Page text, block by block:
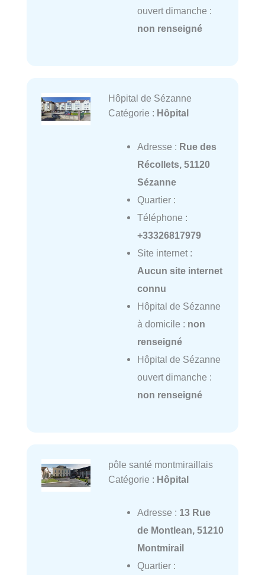
ouvert dimanche :
non renseigné
Hôpital de Sézanne
Catégorie : Hôpital
Adresse : Rue des
Récollets, 51120
Sézanne
Quartier :
Téléphone :
+33326817979
Site internet :
Aucun site internet
connu
Hôpital de Sézanne
à domicile : non
renseigné
Hôpital de Sézanne
ouvert dimanche :
non renseigné
pôle santé montmiraillais
Catégorie : Hôpital
Adresse : 13 Rue
de Montlean, 51210
Montmirail
Quartier :